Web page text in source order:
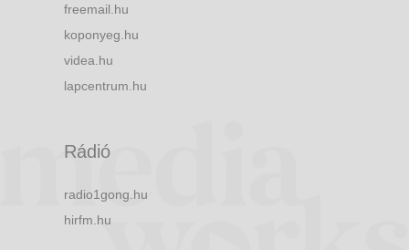
freemail.hu
koponyeg.hu
videa.hu
lapcentrum.hu
Rádió
radio1gong.hu
hirfm.hu